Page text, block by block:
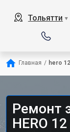
Тольятти ▼
Главная / hero 12
Ремонт
HERO